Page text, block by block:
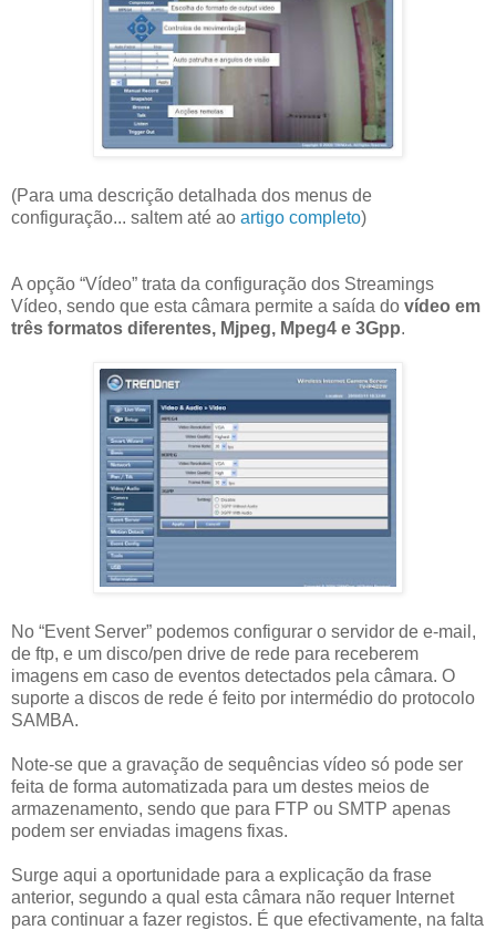
(Para uma descrição detalhada dos menus de
configuração... saltem até ao artigo completo)
A opção “Vídeo” trata da configuração dos Streamings
Vídeo, sendo que esta câmara permite a saída do vídeo em
três formatos diferentes, Mjpeg, Mpeg4 e 3Gpp.
No “Event Server” podemos configurar o servidor de e-mail,
de ftp, e um disco/pen drive de rede para receberem
imagens em caso de eventos detectados pela câmara. O
suporte a discos de rede é feito por intermédio do protocolo
SAMBA.
Note-se que a gravação de sequências vídeo só pode ser
feita de forma automatizada para um destes meios de
armazenamento, sendo que para FTP ou SMTP apenas
podem ser enviadas imagens fixas.
Surge aqui a oportunidade para a explicação da frase
anterior, segundo a qual esta câmara não requer Internet
para continuar a fazer registos. É que efectivamente, na falta